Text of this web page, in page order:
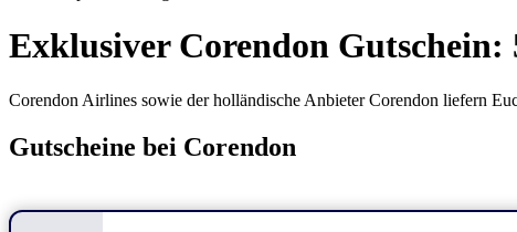
Exklusiver Corendon
Corendon Airlines sowie der holländische Anbieter Corendon liefern
Gutscheine bei Corendon